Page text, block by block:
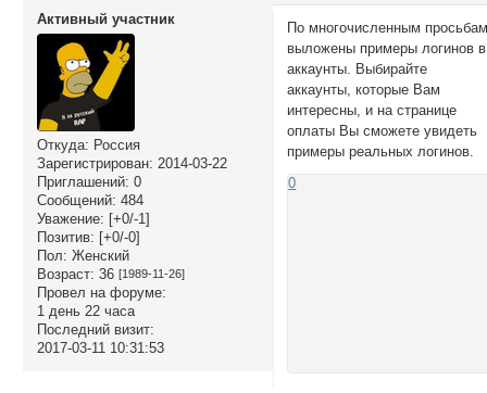
Активный участник
Откуда: Россия
Зарегистрирован: 2014-03-22
Приглашений: 0
Сообщений: 484
Уважение: [+0/-1]
Позитив: [+0/-0]
Пол: Женский
Возраст: 36 [1989-11-26]
Провел на форуме:
1 день 22 часа
Последний визит:
2017-03-11 10:31:53
По многочисленным
выложены примеры логинов в
аккаунты. Выбирайте
аккаунты, которые Вам
интересны, и на странице
оплаты Вы сможете увидеть
примеры реальных логинов.
0